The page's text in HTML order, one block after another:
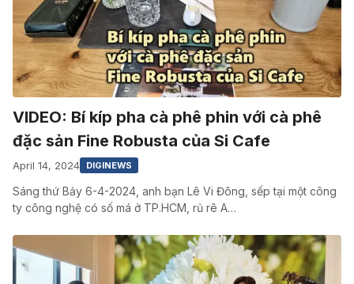
VIDEO: Bí kíp pha cà phê phin với cà phê
đặc sản Fine Robusta của Si Cafe
April 14, 2024 DIGINEWS
Sáng thứ Bảy 6-4-2024, anh bạn Lê Vi Đông, sếp tại một công
ty công nghệ có số má ở TP.HCM, rủ rê A…